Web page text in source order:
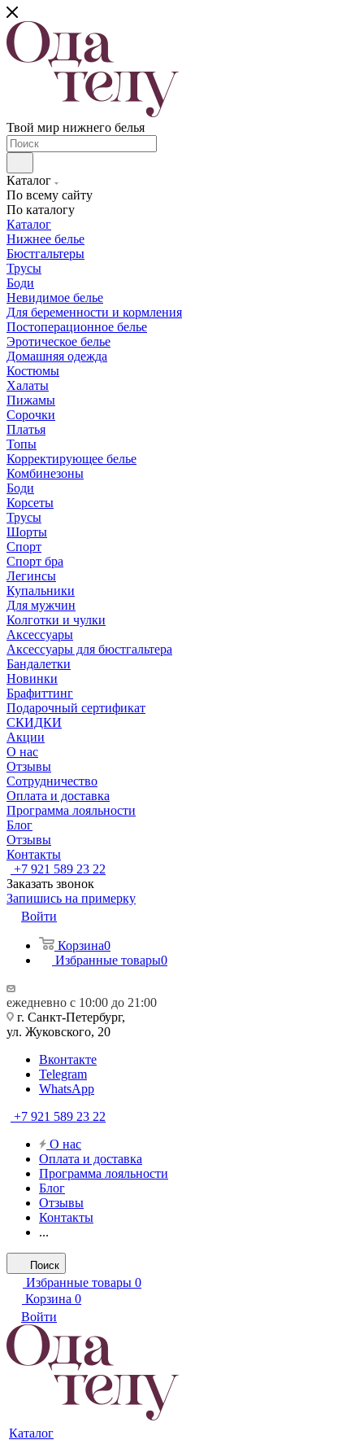
Твой мир нижнего белья
Каталог
По всему сайту
По каталогу
Каталог
Нижнее белье
Бюстгальтеры
Трусы
Боди
Невидимое белье
Для беременности и кормления
Постоперационное белье
Эротическое белье
Домашняя одежда
Костюмы
Халаты
Пижамы
Сорочки
Платья
Топы
Корректирующее белье
Комбинезоны
Боди
Корсеты
Трусы
Шорты
Спорт
Спорт бра
Легинсы
Купальники
Для мужчин
Колготки и чулки
Аксессуары
Аксессуары для бюстгальтера
Бандалетки
Новинки
Брафиттинг
Подарочный сертификат
СКИДКИ
Акции
О нас
Отзывы
Сотрудничество
Оплата и доставка
Программа лояльности
Блог
Отзывы
Контакты
+7 921 589 23 22
Заказать звонок
Запишись на примерку
Войти
Корзина0
Избранные товары0
ежедневно с 10:00 до 21:00
г. Санкт-Петербург,
ул. Жуковского, 20
Вконтакте
Telegram
WhatsApp
+7 921 589 23 22
О нас
Оплата и доставка
Программа лояльности
Блог
Отзывы
Контакты
...
Поиск
Избранные товары 0
Корзина 0
Войти
Каталог